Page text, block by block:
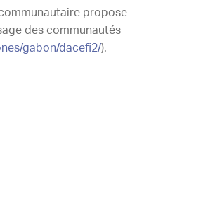
propose
des communautés
gabon/dacefi2/).